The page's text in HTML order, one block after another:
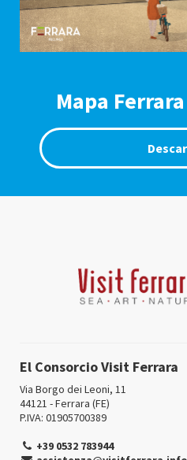
Mapa
El Consorcio Visit Ferrara
Via Borgo dei Leoni, 11
44121 - Ferrara (FE)
P.IVA: 01905700389
+39 0532 783944